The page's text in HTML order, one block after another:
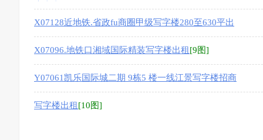
X07128近地铁.省政fu商圈甲级写字楼280至630平出
X07096.地铁口湘域国际精装写字楼出租 [9图]
Y07061凯乐国际城二期 9栋5 楼一线江景写字楼招商
写字楼出租 [10图]